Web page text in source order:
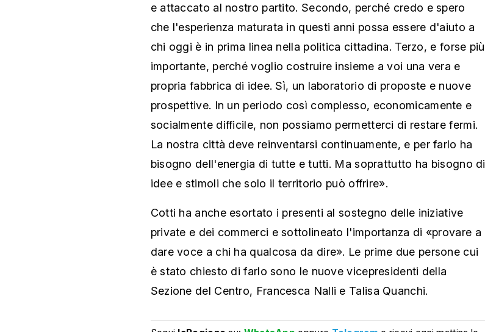
e attaccato al nostro partito. Secondo, perché credo e spero
che l'esperienza maturata in questi anni possa essere d'aiuto a
chi oggi è in prima linea nella politica cittadina. Terzo, e forse più
importante, perché voglio costruire insieme a voi una vera e
propria fabbrica di idee. Sì, un laboratorio di proposte e nuove
prospettive. In un periodo così complesso, economicamente e
socialmente difficile, non possiamo permetterci di restare fermi.
La nostra città deve reinventarsi continuamente, e per farlo ha
bisogno dell'energia di tutte e tutti. Ma soprattutto ha bisogno di
idee e stimoli che solo il territorio può offrire».
Cotti ha anche esortato i presenti al sostegno delle iniziative
private e dei commerci e sottolineato l'importanza di «provare a
dare voce a chi ha qualcosa da dire». Le prime due persone cui
è stato chiesto di farlo sono le nuove vicepresidenti della
Sezione del Centro, Francesca Nalli e Talisa Quanchi.